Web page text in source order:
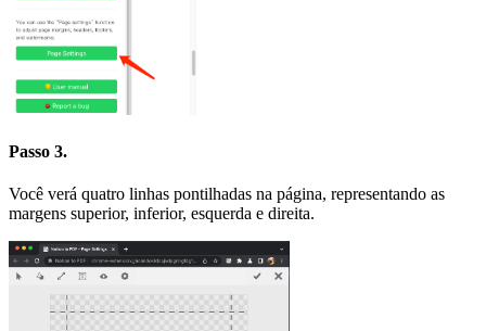
Passo 3.
Você verá quatro linhas pontilhadas na página, representando as
margens superior, inferior, esquerda e direita.